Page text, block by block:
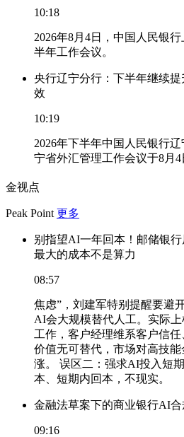
10:18
2026年8月4日，中国人民银
半年工作会议。
央行辽宁分行：下半年继续
效
10:19
2026年下半年中国人民银行
宁省外汇管理工作会议于8月4
金视点
Peak Point 更多
别指望AI一年回本！邮储银
最大的成本不是算力
08:57
焦虑”，刘建军特别提醒要避
AI会大规模替代人工。实际
工作，客户经理维系客户信
价值无可替代，市场对高技
涨。 误区二：强求AI投入短
本、短期内回本，不现实。
金融法草案下的商业银行AI合
09:16